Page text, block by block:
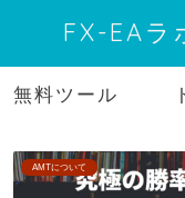
FX-EAラ
無料ツール
FX業者